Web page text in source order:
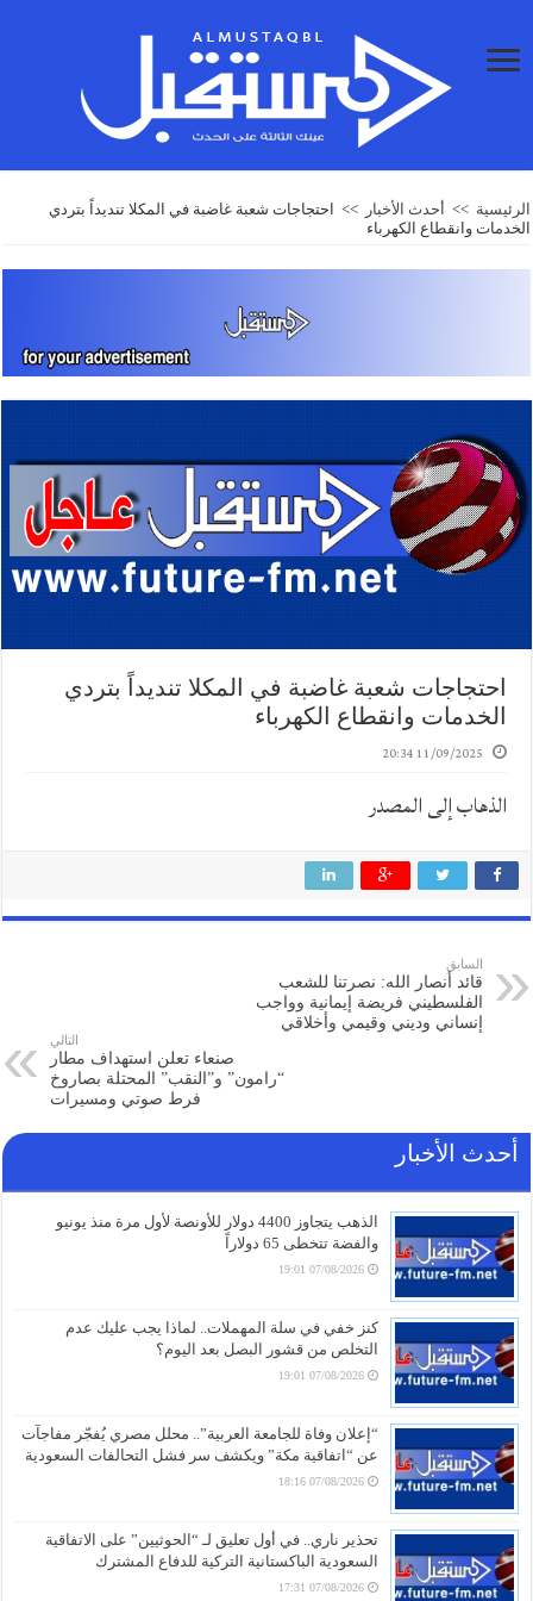
الرئيسية >> أحدث الأخبار >>
احتجاجات شعبة غاضبة في المكلا تنديداً بتردي
الخدمات وانقطاع الكهرباء
احتجاجات شعبة غاضبة في المكلا تنديداً بتردي
الخدمات وانقطاع الكهرباء
11/09/2025 20:34
الذهاب إلى المصدر
السابق
قائد أنصار الله: نصرتنا للشعب
الفلسطيني فريضة إيمانية وواجب
إنساني وديني وقيمي وأخلاقي
التالي
صنعاء تعلن استهداف مطار
“رامون” و”النقب” المحتلة بصاروخ
فرط صوتي ومسيرات
أحدث الأخبار
الذهب يتجاوز 4400 دولار للأونصة لأول مرة منذ يونيو
والفضة تتخطى 65 دولاراً
07/08/2026 19:01
كنز خفي في سلة المهملات.. لماذا يجب عليك عدم
التخلص من قشور البصل بعد اليوم؟
07/08/2026 19:01
“إعلان وفاة للجامعة العربية”.. محلل مصري يُفجّر مفاجآت
عن “اتفاقية مكة” ويكشف سر فشل التحالفات السعودية
07/08/2026 18:16
تحذير ناري.. في أول تعليق لـ “الحوثيين” على الاتفاقية
السعودية الباكستانية التركية للدفاع المشترك
07/08/2026 17:31